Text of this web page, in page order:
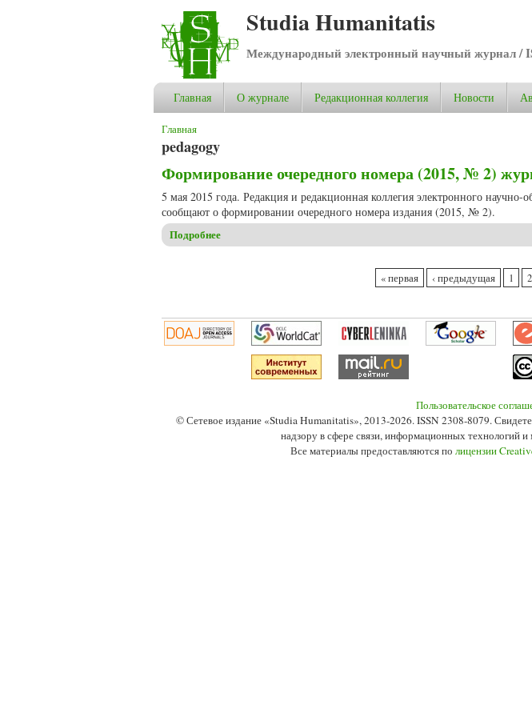
Studia Humanitatis
Международный электронный научный журнал /
Главная О журнале Редакционная коллегия Новости
Вы здесь
Главная
pedagogy
Формирование очередного номера (2015, № 2)
5 мая 2015 года. Редакция и редакционная коллегия электронного научно-
сообщают о формировании очередного номера издания (2015, № 2).
Подробнее
« первая ‹ предыдущая 1 2
Пользовательское
© Сетевое издание «Studia Humanitatis», 2013-2026. ISSN 2308-8079.
надзору в сфере связи, информационных технологий
Все материалы предоставляются по лицензии